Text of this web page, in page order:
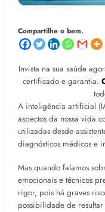
Compartilhe o bem.
Invista na sua saúde
certificado e garantia.
A inteligência artificial
aspectos da nossa vida
utilizadas desde
diagnósticos médicos e
Mas quando falamos
emocionais e técnicos
rigor, pois há graves
possibilidade de resultar